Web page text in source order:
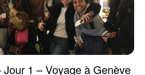
1 – Voyage à Genève